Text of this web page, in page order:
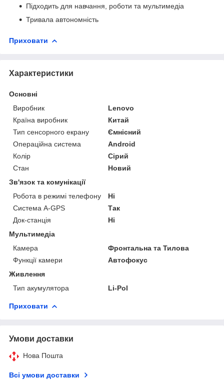
Підходить для навчання, роботи та мультимедіа
Тривала автономність
Приховати
Характеристики
Основні
Виробник
Lenovo
Країна виробник
Китай
Тип сенсорного екрану
Ємнісний
Операційна система
Android
Колір
Сірий
Стан
Новий
Зв'язок та комунікації
Робота в режимі телефону
Ні
Система A-GPS
Так
Док-станція
Ні
Мультимедіа
Камера
Фронтальна та Тилова
Функції камери
Автофокус
Живлення
Тип акумулятора
Li-Pol
Приховати
Умови доставки
Нова Пошта
Всі умови доставки